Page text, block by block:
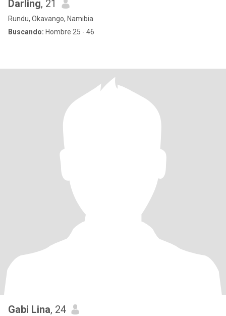
Darling, 21
Rundu, Okavango, Namibia
Buscando: Hombre 25 - 46
Gabi Lina, 24